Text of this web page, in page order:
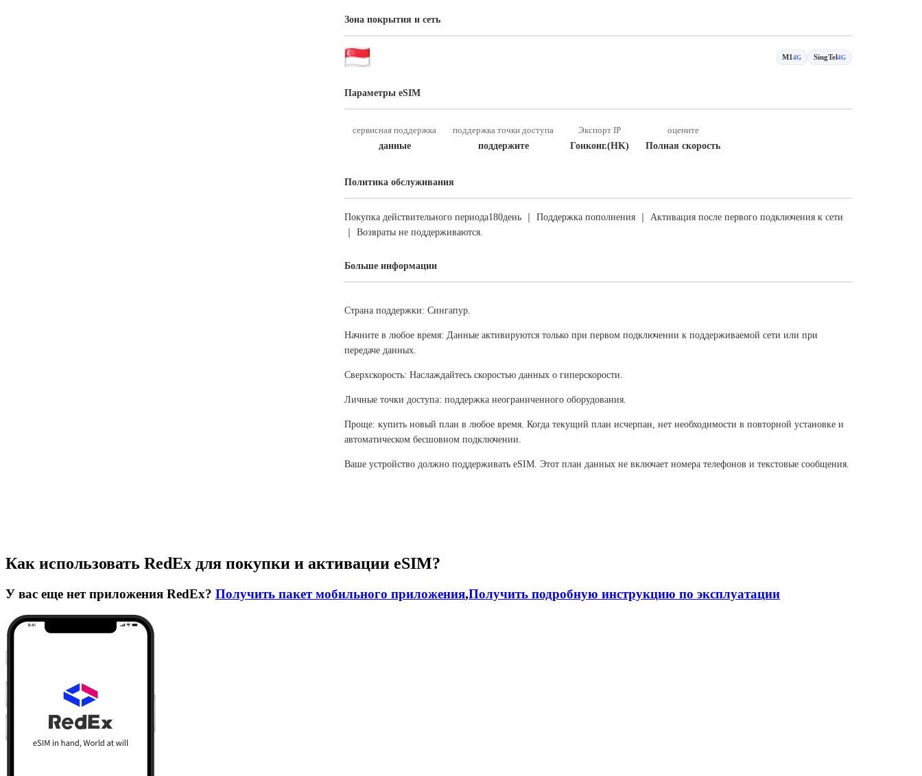
Зона покрытия и сеть
M1 4G SingTel4G
Параметры eSIM
сервисная поддержка
данные
поддержка точки доступа
поддержите
Экспорт IP
Гонконг.(HK)
оцените
Полная скорость
Политика обслуживания
Покупка действительного периода180день ｜ Поддержка пополнения ｜ Активация после первого подключения к сети
｜ Возвраты не поддерживаются.
Больше информации
Страна поддержки: Сингапур.
Начните в любое время: Данные активируются только при первом подключении к поддерживаемой сети или при
передаче данных.
Сверхскорость: Наслаждайтесь скоростью данных о гиперскорости.
Личные точки доступа: поддержка неограниченного оборудования.
Проще: купить новый план в любое время. Когда текущий план исчерпан, нет необходимости в повторной установке и
автоматическом бесшовном подключении.
Ваше устройство должно поддерживать eSIM. Этот план данных не включает номера телефонов и текстовые сообщения.
Как использовать RedEx для покупки и активации eSIM?
У вас еще нет приложения RedEx? Получить пакет мобильного приложения,Получить подробную инструкцию по эксплуатации